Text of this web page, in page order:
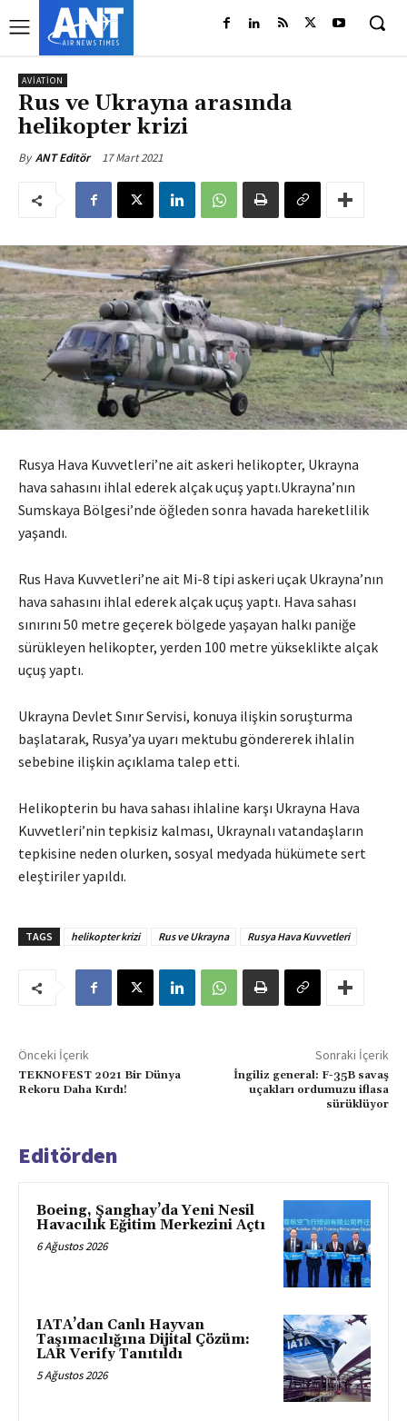
AVIATION
Rus ve Ukrayna arasında
helikopter krizi
By ANT Editör 17 Mart 2021
Rusya Hava Kuvvetleri’ne ait askeri helikopter, Ukrayna
hava sahasını ihlal ederek alçak uçuş yaptı.Ukrayna’nın
Sumskaya Bölgesi’nde öğleden sonra havada hareketlilik
yaşandı.
Rus Hava Kuvvetleri’ne ait Mi-8 tipi askeri uçak Ukrayna’nın
hava sahasını ihlal ederek alçak uçuş yaptı. Hava sahası
sınırını 50 metre geçerek bölgede yaşayan halkı paniğe
sürükleyen helikopter, yerden 100 metre yükseklikte alçak
uçuş yaptı.
Ukrayna Devlet Sınır Servisi, konuya ilişkin soruşturma
başlatarak, Rusya’ya uyarı mektubu göndererek ihlalin
sebebine ilişkin açıklama talep etti.
Helikopterin bu hava sahası ihlaline karşı Ukrayna Hava
Kuvvetleri’nin tepkisiz kalması, Ukraynalı vatandaşların
tepkisine neden olurken, sosyal medyada hükümete sert
eleştiriler yapıldı.
TAGS helikopter krizi Rus ve Ukrayna Rusya Hava Kuvvetleri
Önceki İçerik
TEKNOFEST 2021 Bir Dünya
Rekoru Daha Kırdı!
Sonraki İçerik
İngiliz general: F-35B savaş
uçakları ordumuzu iflasa
sürüklüyor
Editörden
Boeing, Şanghay’da Yeni Nesil
Havacılık Eğitim Merkezini Açtı
6 Ağustos 2026
IATA’dan Canlı Hayvan
Taşımacılığına Dijital Çözüm:
LAR Verify Tanıtıldı
5 Ağustos 2026